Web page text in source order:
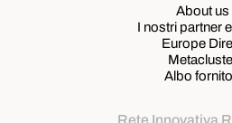
About us
I nostri partner
Europe
Albo